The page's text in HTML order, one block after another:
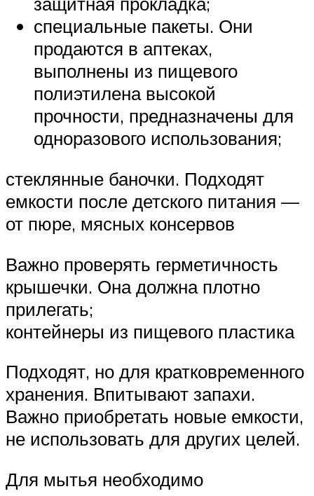
специальные пакеты. Они
продаются в аптеках,
выполнены из пищевого
полиэтилена высокой
прочности, предназначены для
одноразового использования;
стеклянные баночки. Подходят
емкости после детского питания —
от пюре, мясных консервов
Важно проверять герметичность
крышечки. Она должна плотно
прилегать;
контейнеры из пищевого пластика
Подходят, но для кратковременного
хранения. Впитывают запахи.
Важно приобретать новые емкости,
не использовать для других целей.
Для мытья необходимо